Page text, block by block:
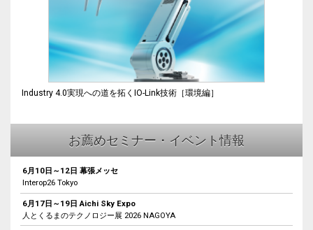
Industry 4.0実現への道を拓くIO-Link技術［環境編］
お薦めセミナー・イベント情報
6月10日～12日 幕張メッセ
Interop26 Tokyo
6月17日～19日 Aichi Sky Expo
人とくるまのテクノロジー展 2026 NAGOYA